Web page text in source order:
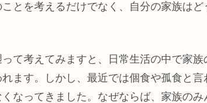
とを考えるだけでなく、自分の家族は
て考えてみますと、日常生活の中で家
ます。しかし、最近では個食や孤食と
なってきました。なぜならば、家族のみ